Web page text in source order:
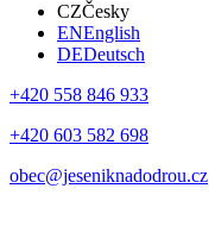
CZČesky
ENEnglish
DEDeutsch
+420 558 846 933
+420 603 582 698
obec@jeseniknadodrou.cz